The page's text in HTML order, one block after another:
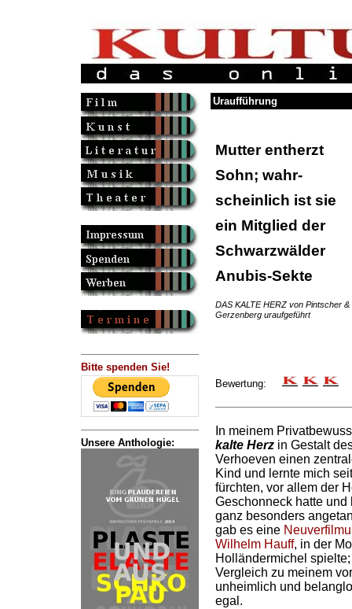
Bitte spenden Sie!
Unsere Anthologie:
Uraufführung
Mutter entherzt
Sohn; wahr-
scheinlich ist sie
ein Mitglied der
Schwarzwälder
Anubis-Sekte
DAS KALTE HERZ von Pintscher &
Gerzenberg uraufgeführt
Bewertung:
In meinem
kalte Herzin Gestalt
Verhoeven einen
Kind und lernte mich
fürchten, vor allem der
Geschonneck hatte und
ganz besonders
gab es eine
Wilhelm Hauff, in der
Holländermichel
Vergleich zu meinem
unheimlich und
egal.